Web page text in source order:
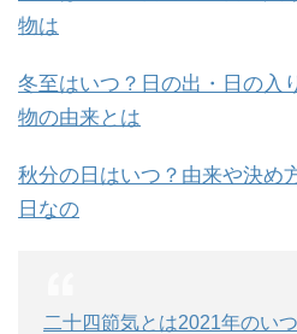
物は
冬至はいつ？日の出・日の入
物の由来とは
秋分の日はいつ？由来や決め
日なの
二十四節気とは2021年のい